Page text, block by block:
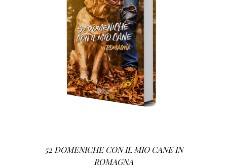
AGGIUNGI AL CARRELLO /
52 DOMENICHE CON IL MIO CANE IN
ROMAGNA